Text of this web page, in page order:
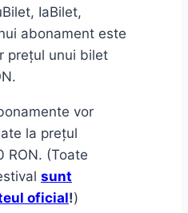
IaBilet,
abonament este
prețul unui bilet
vor
la prețul
RON. (Toate
sunt
oficial!)